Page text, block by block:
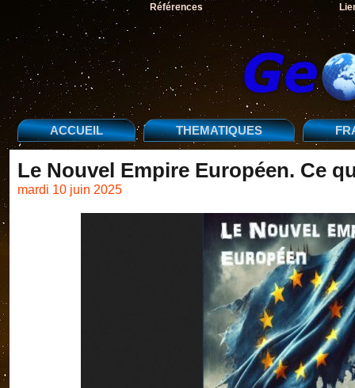
Références
ACCUEIL THEMATIQUES
Le Nouvel Empire Européen. Ce
mardi 10 juin 2025